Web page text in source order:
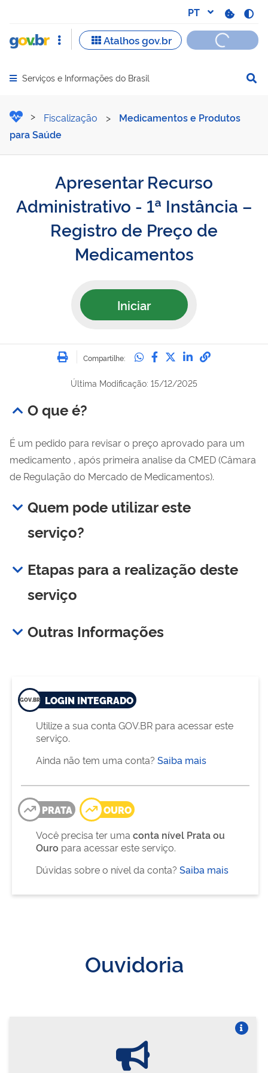
Abrir menu principal de navegação
Serviços e Informações do Brasil
Apresentar Recurso
Fiscalização >
Medicamentos e Produtos
para Saúde
Apresentar Recurso
Administrativo - 1ª Instância –
Registro de Preço de
Medicamentos
Iniciar
Imprimir
Compartilhe: Compartilhe no
Compartilhe no
Compartilhe no
Compartilhe
Última Modificação: 15/12/2025
O que é?
É um pedido para revisar o preço aprovado para um
medicamento , após primeira analise da CMED (Câmara
de Regulação do Mercado de Medicamentos).
Quem pode utilizar este
serviço?
Etapas para a realização deste
serviço
Outras Informações
LOGIN INTEGRADO
Utilize a sua conta GOV.BR para acessar este
serviço.
Ainda não tem uma conta? Saiba mais
PRATA
OURO
Você precisa ter uma conta nível Prata ou
Ouro para acessar este serviço.
Dúvidas sobre o nível da conta? Saiba mais
Ouvidoria